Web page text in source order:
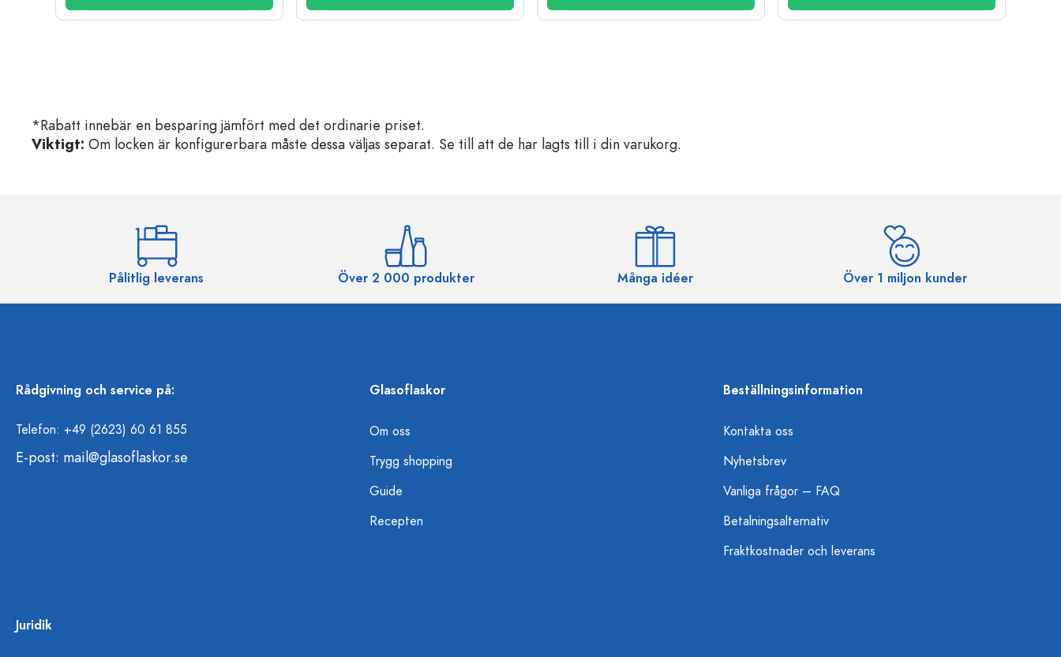
*Rabatt innebär en besparing jämfört med det ordinarie priset.
Viktigt: Om locken är konfigurerbara måste dessa väljas separat. Se till att de har lagts till i din varukorg.
Pålitlig leverans Över 2 000 produkter Många idéer Över 1 miljon kunder
Rådgivning och service på:
Telefon: +49 (2623) 60 61 855
E-post: mail@glasoflaskor.se
Glasoflaskor
Om oss
Trygg shopping
Guide
Recepten
Beställningsinformation
Kontakta oss
Nyhetsbrev
Vanliga frågor – FAQ
Betalningsalternativ
Fraktkostnader och leverans
Juridik